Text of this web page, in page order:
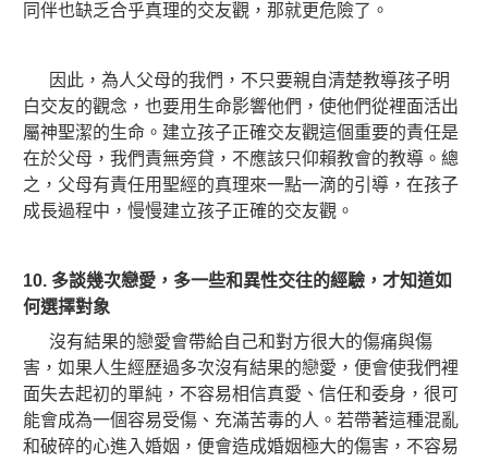
同伴也缺乏合乎真理的交友觀，那就更危險了。
因此，為人父母的我們，不只要親自清楚教導孩子明
白交友的觀念，也要用生命影響他們，使他們從裡面活出
屬神聖潔的生命。建立孩子正確交友觀這個重要的責任是
在於父母，我們責無旁貸，不應該只仰賴教會的教導。總
之，父母有責任用聖經的真理來一點一滴的引導，在孩子
成長過程中，慢慢建立孩子正確的交友觀。
10. 多談幾次戀愛 ，多一些和異性交往的經驗，才知道如
何選擇對象
沒有結果的戀愛會帶給自己和對方很大的傷痛與傷
害，如果人生經歷過多次沒有結果的戀愛，便會使我們裡
面失去起初的單純，不容易相信真愛、信任和委身，很可
能會成為一個容易受傷、充滿苦毒的人。若帶著這種混亂
和破碎的心進入婚姻，便會造成婚姻極大的傷害，不容易